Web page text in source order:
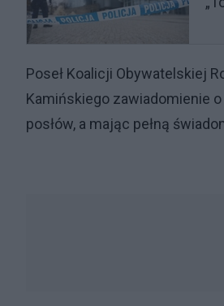
Poseł Koalicji Obywatelskiej
Kamińskiego zawiadomienie
posłów, a mając pełną